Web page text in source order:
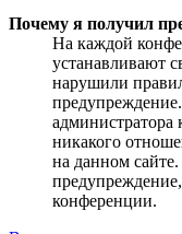
Почему я получил
На каждой
устанавливают
нарушили
никакого
на данном
конференции.